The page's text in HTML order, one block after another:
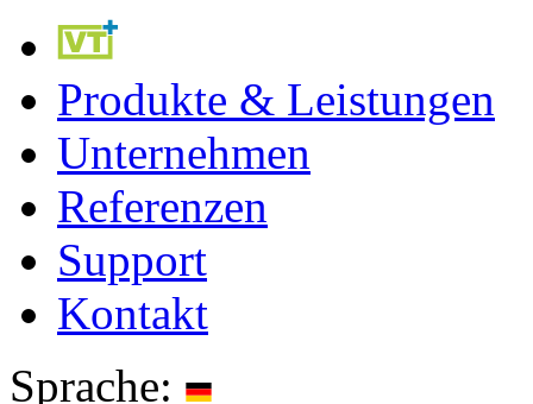
Produkte & Leistungen
Unternehmen
Referenzen
Support
Kontakt
Sprache: